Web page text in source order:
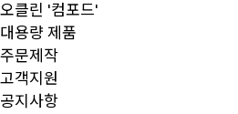
오클린 '컴포드'
대용량 제품
주문제작
고객지원
공지사항